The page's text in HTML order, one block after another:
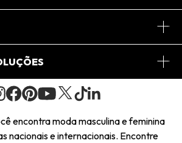
encontra moda masculina e feminina
nacionais e internacionais. Encontre